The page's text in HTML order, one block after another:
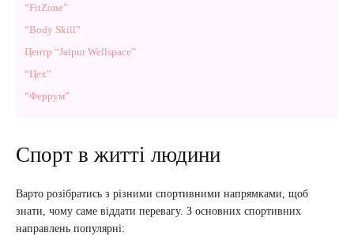
“FitZone”
“Body Skill”
Центр “Jaipur Wellspace”
“Цех”
“Феррум”
Спорт в житті людини
Варто розібратись з різними спортивними напрямками, щоб
знати, чому саме віддати перевагу. З основних спортивних
направлень популярні: